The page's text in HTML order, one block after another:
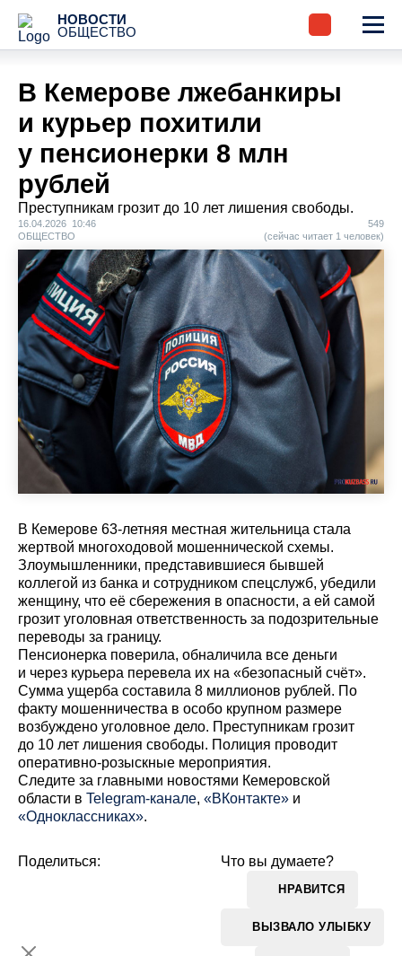
НОВОСТИ
ОБЩЕСТВО
В Кемерове лжебанкиры
и курьер похитили
у пенсионерки 8 млн
рублей
Преступникам грозит до 10 лет лишения свободы.
16.04.2026 10:46
ОБЩЕСТВО
549
(сейчас читает 1 человек)
В Кемерове 63-летняя местная жительница стала
жертвой многоходовой мошеннической схемы.
Злоумышленники, представившиеся бывшей
коллегой из банка и сотрудником спецслужб, убедили
женщину, что её сбережения в опасности, а ей самой
грозит уголовная ответственность за подозрительные
переводы за границу.
Пенсионерка поверила, обналичила все деньги
и через курьера перевела их на «безопасный счёт».
Сумма ущерба составила 8 миллионов рублей. По
факту мошенничества в особо крупном размере
возбуждено уголовное дело. Преступникам грозит
до 10 лет лишения свободы. Полиция проводит
оперативно-розыскные мероприятия.
Cледите за главными новостями Кемеровской
области в Telegram-канале, «ВКонтакте» и
«Одноклассниках».
Что вы думаете?
НРАВИТСЯ
ВЫЗВАЛО УЛЫБКУ
Поделиться: